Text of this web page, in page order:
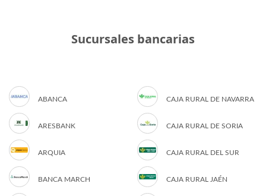
Sucursales bancarias
ABANCA
ARESBANK
ARQUIA
BANCA MARCH
CAJA RURAL DE NAVARRA
CAJA RURAL DE SORIA
CAJA RURAL DEL SUR
CAJA RURAL JAÉN